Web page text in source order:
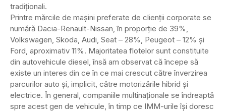
tradiţionali.
Printre mărcile de maşini preferate de clienţii corporate se
numără Dacia-Renault-Nissan, în proporţie de 39%,
Volkswagen, Skoda, Audi, Seat – 28%, Peugeot – 12% şi
Ford, aproximativ 11%. Majoritatea flotelor sunt constituite
din autovehicule diesel, însă am observat că începe să
existe un interes din ce în ce mai crescut către înverzirea
parcurilor auto şi, implicit, către motorizările hibrid şi
electrice. În general, companiile multinaţionale se îndreaptă
spre acest gen de vehicule, în timp ce IMM-urile îşi doresc